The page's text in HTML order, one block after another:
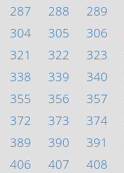
287 288 289
304 305 306
321 322 323
338 339 340
355 356 357
372 373 374
389 390 391
406 407 408